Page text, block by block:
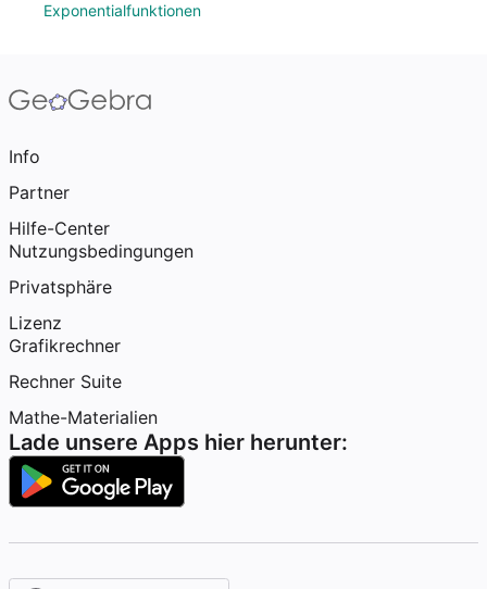
Exponentialfunktionen
Info
Partner
Hilfe-Center
Nutzungsbedingungen
Privatsphäre
Lizenz
Grafikrechner
Rechner Suite
Mathe-Materialien
Lade unsere Apps hier herunter: